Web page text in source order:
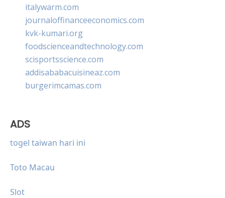
italywarm.com
journaloffinanceeconomics.com
kvk-kumari.org
foodscienceandtechnology.com
scisportsscience.com
addisababacuisineaz.com
burgerimcamas.com
ADS
togel taiwan hari ini
Toto Macau
Slot